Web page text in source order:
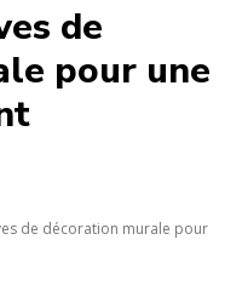
de
pour une
de décoration murale pour